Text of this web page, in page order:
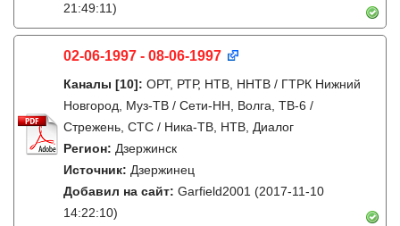
21:49:11)
02-06-1997 - 08-06-1997
Каналы [10]: ОРТ, РТР, НТВ, ННТВ / ГТРК Нижний
Новгород, Муз-ТВ / Сети-НН, Волга, ТВ-6 /
Стрежень, СТС / Ника-ТВ, НТВ, Диалог
Регион: Дзержинск
Источник: Дзержинец
Добавил на сайт: Garfield2001 (2017-11-10
14:22:10)